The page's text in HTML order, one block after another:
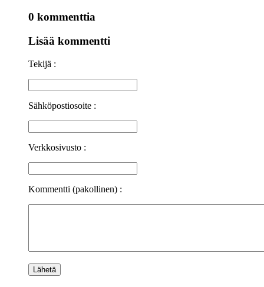
0 kommenttia
Lisää kommentti
Tekijä :
Sähköpostiosoite :
Verkkosivusto :
Kommentti (pakollinen) :